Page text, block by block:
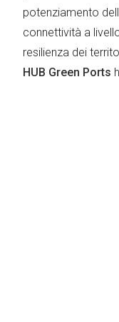
potenziamento
connettività a
resilienza dei
HUB Green Ports